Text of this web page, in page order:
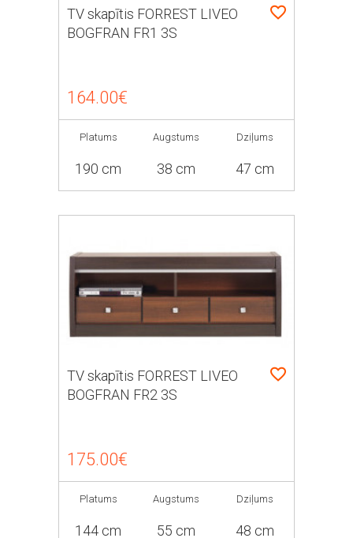
TV skapītis FORREST LIVEO
BOGFRAN FR1 3S
164.00€
Platums
190 cm
Augstums
38 cm
Dziļums
47 cm
TV skapītis FORREST LIVEO
BOGFRAN FR2 3S
175.00€
Platums
144 cm
Augstums
55 cm
Dziļums
48 cm